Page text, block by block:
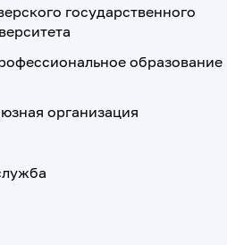
государственного
образование
организация